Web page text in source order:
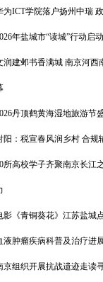
为ICT学院落户扬州中瑞
年盐城市“读城”行动启动
润建邺书香满城 南京河西
丹顶鹤黄海湿地旅游节
阳：税宣春风润乡村 合规
所高校学子齐聚南京长江
影《青铜葵花》江苏盐城
液肿瘤疾病科普及治疗进
京组织开展抗战遗迹走读